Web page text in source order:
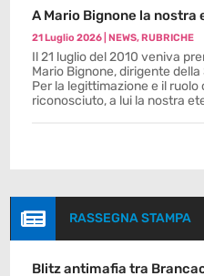
A Mario Bignone la
21 Luglio 2026 |NEWS,RUBRICHE
Il 21 luglio del 2010 veniva
Mario Bignone, dirigente
Per la legittimazione e il
riconosciuto, a lui la nostra
 RASSEGNA STAMPA
Blitz antimafia tra